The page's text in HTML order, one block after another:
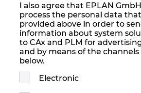
I also agree that EPLAN
process the personal data
provided above in order to
information about system
to CAx and PLM for
and by means of the channels
below.
Electronic
Люксембург
Малайзия
Мексико
Нова Зеландия